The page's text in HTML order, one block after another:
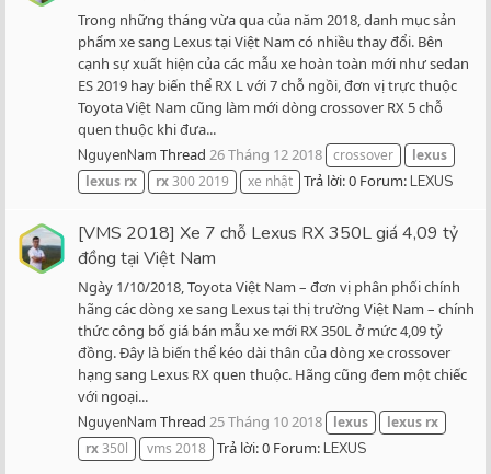
Trong những tháng vừa qua của năm 2018, danh mục sản
phẩm xe sang Lexus tại Việt Nam có nhiều thay đổi. Bên
cạnh sự xuất hiện của các mẫu xe hoàn toàn mới như sedan
ES 2019 hay biến thể RX L với 7 chỗ ngồi, đơn vị trực thuộc
Toyota Việt Nam cũng làm mới dòng crossover RX 5 chỗ
quen thuộc khi đưa...
NguyenNam Thread 26 Tháng 12 2018 crossover
lexus
lexus rx rx300 2019 xe nhật Trả lời: 0 Forum:LEXUS
[VMS 2018] Xe 7 chỗ Lexus RX 350L giá 4,09 tỷ
đồng tại Việt Nam
Ngày 1/10/2018, Toyota Việt Nam – đơn vị phân phối chính
hãng các dòng xe sang Lexus tại thị trường Việt Nam – chính
thức công bố giá bán mẫu xe mới RX 350L ở mức 4,09 tỷ
đồng. Đây là biến thể kéo dài thân của dòng xe crossover
hạng sang Lexus RX quen thuộc. Hãng cũng đem một chiếc
với ngoại...
NguyenNam Thread 25 Tháng 10 2018 lexus lexus rx
rx350l vms 2018 Trả lời: 0 Forum:LEXUS